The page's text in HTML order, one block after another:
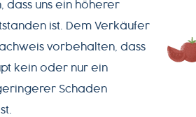
dass uns ein höherer
ist. Dem Verkäufer
vorbehalten, dass
kein oder nur ein
Schaden